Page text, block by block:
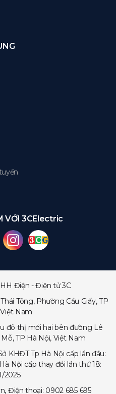
VỚI 3CElectric
Điện - Điện tử 3C
Tông, Phường Cầu Giấy, TP
Nam
đô thị mới hai bên đường Lê
TP Hà Nội, Việt Nam
KHĐT Tp Hà Nội cấp lần đầu:
Nội cấp thay đổi lần thứ 18:
2025
Điện thoại: 0902 685 695